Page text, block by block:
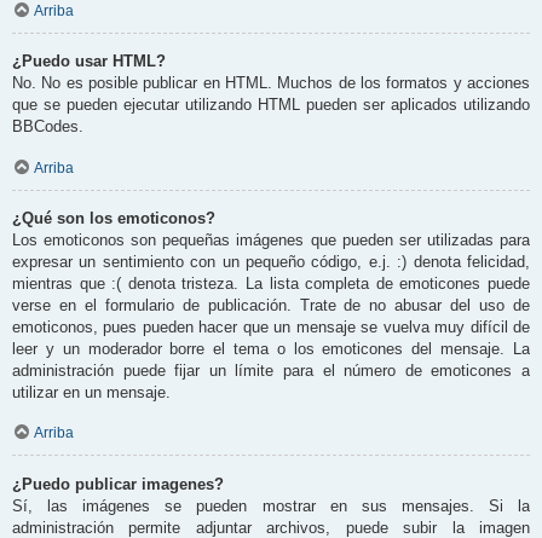
Arriba
¿Puedo usar HTML?
No. No es posible publicar en HTML. Muchos de los formatos y acciones
que se pueden ejecutar utilizando HTML pueden ser aplicados utilizando
BBCodes.
Arriba
¿Qué son los emoticonos?
Los emoticonos son pequeñas imágenes que pueden ser utilizadas para
expresar un sentimiento con un pequeño código, e.j. :) denota felicidad,
mientras que :( denota tristeza. La lista completa de emoticones puede
verse en el formulario de publicación. Trate de no abusar del uso de
emoticonos, pues pueden hacer que un mensaje se vuelva muy difícil de
leer y un moderador borre el tema o los emoticones del mensaje. La
administración puede fijar un límite para el número de emoticones a
utilizar en un mensaje.
Arriba
¿Puedo publicar imagenes?
Sí, las imágenes se pueden mostrar en sus mensajes. Si la
administración permite adjuntar archivos, puede subir la imagen